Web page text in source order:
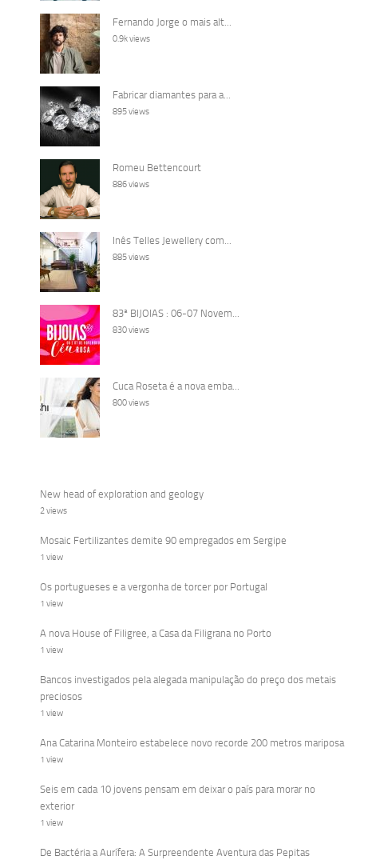
Fernando Jorge o mais alt...
0.9k views
Fabricar diamantes para a...
895 views
Romeu Bettencourt
886 views
Inês Telles Jewellery com...
885 views
83ª BIJOIAS : 06-07 Novem...
830 views
Cuca Roseta é a nova emba...
800 views
New head of exploration and geology
2 views
Mosaic Fertilizantes demite 90 empregados em Sergipe
1 view
Os portugueses e a vergonha de torcer por Portugal
1 view
A nova House of Filigree, a Casa da Filigrana no Porto
1 view
Bancos investigados pela alegada manipulação do preço dos metais
preciosos
1 view
Ana Catarina Monteiro estabelece novo recorde 200 metros mariposa
1 view
Seis em cada 10 jovens pensam em deixar o país para morar no
exterior
1 view
De Bactéria a Aurífera: A Surpreendente Aventura das Pepitas